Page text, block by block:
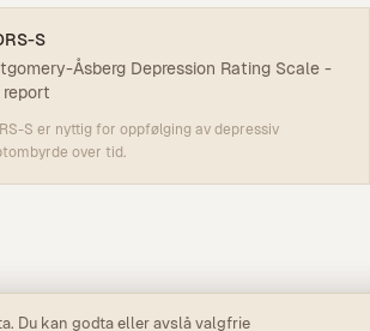
S
Åsberg Depression Rating Scale -
S er nyttig for oppfølging av depressiv
over tid.
Du kan godta eller avslå valgfrie